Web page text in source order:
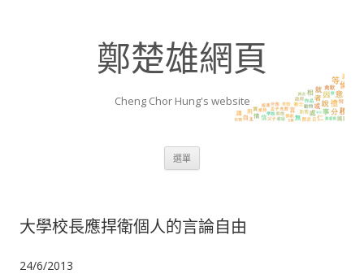
鄭楚雄網頁
Cheng Chor Hung's website
選單
大學校長應捍衛個人的言論自由
24/6/2013